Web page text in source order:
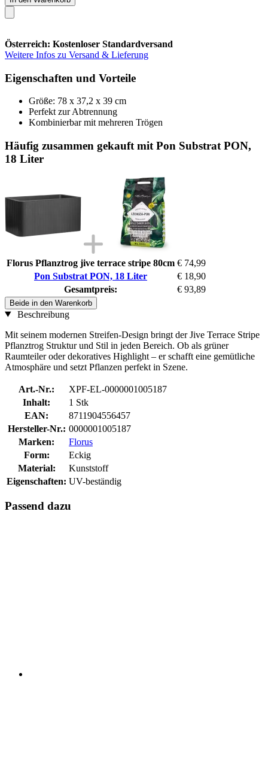
Österreich: Kostenloser Standardversand
Weitere Infos zu Versand & Lieferung
Eigenschaften und Vorteile
Größe: 78 x 37,2 x 39 cm
Perfekt zur Abtrennung
Kombinierbar mit mehreren Trögen
Häufig zusammen gekauft mit Pon Substrat PON,
18 Liter
Florus Pflanztrog jive terrace stripe 80cm € 74,99
Pon Substrat PON, 18 Liter
€ 18,90
Gesamtpreis:
€ 93,89
Beide in den Warenkorb
Beschreibung
Mit seinem modernen Streifen-Design bringt der Jive Terrace Stripe
Pflanztrog Struktur und Stil in jeden Bereich. Ob als grüner
Raumteiler oder dekoratives Highlight – er schafft eine gemütliche
Atmosphäre und setzt Pflanzen perfekt in Szene.
Art.-Nr.:
XPF-EL-0000001005187
Inhalt:
1 Stk
EAN:
8711904556457
Hersteller-Nr.: 0000001005187
Marken:
Florus
Form:
Eckig
Material:
Kunststoff
Eigenschaften: UV-beständig
Passend dazu